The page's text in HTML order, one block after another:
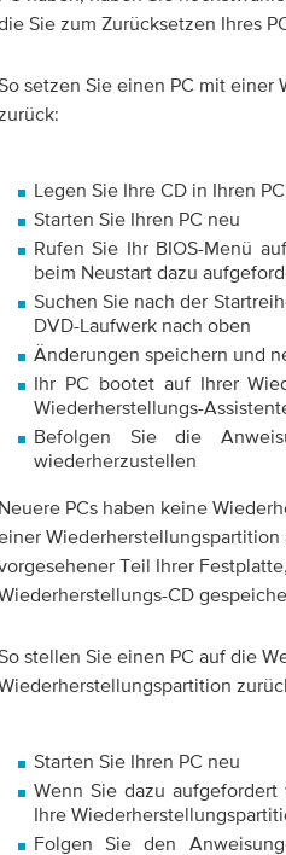
Sie zum Zurücksetzen Ihres
setzen Sie einen PC mit
Legen Sie Ihre CD in Ihren
Starten Sie Ihren PC neu
Rufen Sie Ihr BIOS-Menü
beim Neustart dazu
Suchen Sie nach der
DVD-Laufwerk nach oben
Änderungen speichern und
Ihr PC bootet auf Ihrer
Wiederherstellungs-
Befolgen Sie die
wiederherzustellen
PCs haben keine
Teil Ihrer
CD
stellen Sie einen PC auf die
Starten Sie Ihren PC neu
Wenn Sie dazu
Ihre
Folgen Sie den